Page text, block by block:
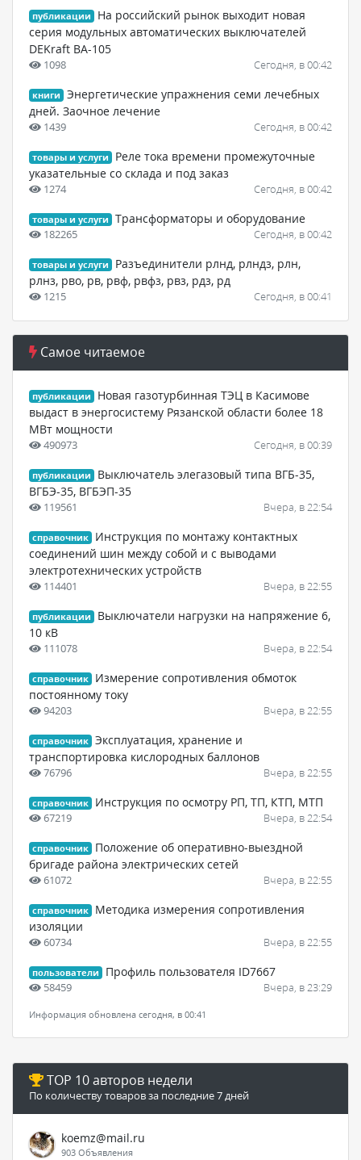
публикации
На российский рынок выходит новая
серия модульных автоматических выключателей
DEKraft ВА-105
1098 Сегодня, в 00:42
книги
Энергетические упражнения семи лечебных
дней. Заочное лечение
1439 Сегодня, в 00:42
товары и услуги
Реле тока времени промежуточные
указательные со склада и под заказ
1274 Сегодня, в 00:42
товары и услуги Трансформаторы и оборудование
182265 Сегодня, в 00:42
товары и услуги
Разъединители рлнд, рлндз, рлн,
рлнз, рво, рв, рвф, рвфз, рвз, рдз, рд
1215 Сегодня, в 00:41
Самое читаемое
публикации
Новая газотурбинная ТЭЦ в Касимове
выдаст в энергосистему Рязанской области более 18
МВт мощности
490973 Сегодня, в 00:39
публикации
Выключатель элегазовый типа ВГБ-35,
ВГБЭ-35, ВГБЭП-35
119561 Вчера, в 22:54
справочник
Инструкция по монтажу контактных
соединений шин между собой и с выводами
электротехнических устройств
114401 Вчера, в 22:55
публикации
Выключатели нагрузки на напряжение 6,
10 кВ
111078 Вчера, в 22:54
справочник
Измерение сопротивления обмоток
постоянному току
94203 Вчера, в 22:55
справочник Эксплуатация, хранение и
транспортировка кислородных баллонов
76796 Вчера, в 22:55
справочник Инструкция по осмотру РП, ТП, КТП, МТП
67219 Вчера, в 22:54
справочник
Положение об оперативно-выездной
бригаде района электрических сетей
61072 Вчера, в 22:55
справочник
Методика измерения сопротивления
изоляции
60734 Вчера, в 22:55
пользователи Профиль пользователя ID7667
58459 Вчера, в 23:29
Информация обновлена сегодня, в 00:41
TOP 10 авторов недели
По количеству товаров за последние 7 дней
koemz@mail.ru
903 Объявления